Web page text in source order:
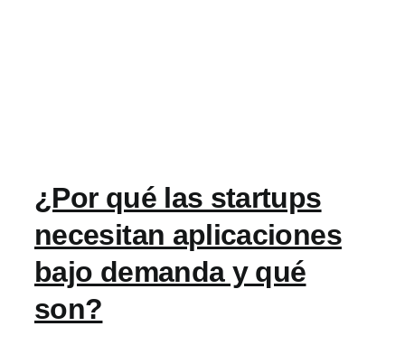
RFP
¿Por qué las startups
necesitan aplicaciones
bajo demanda y qué
son?